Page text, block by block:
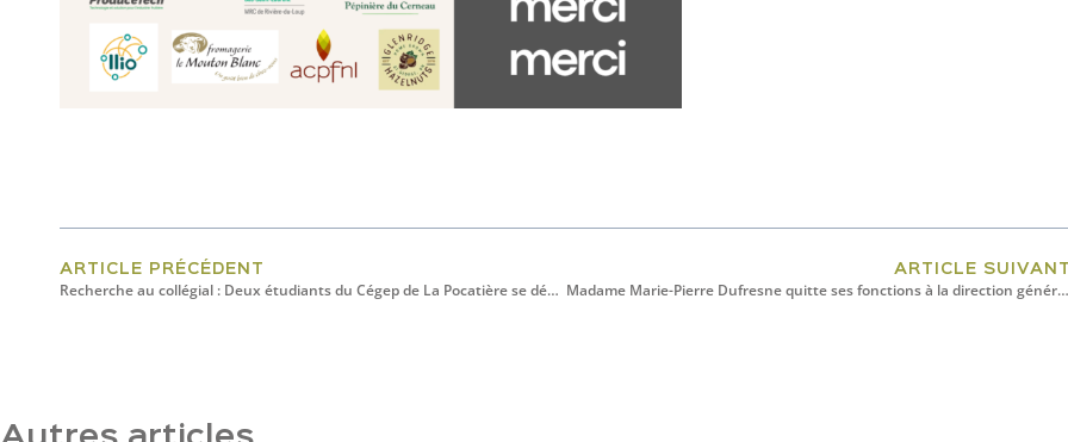
ARTICLE PRÉCÉDENT
Recherche au collégial : Deux étudiants du Cégep de La Pocatière se démarquent
ARTICLE SUIVANT
Madame Marie-Pierre Dufresne quitte ses fonctions à la direction générale de Biopterre